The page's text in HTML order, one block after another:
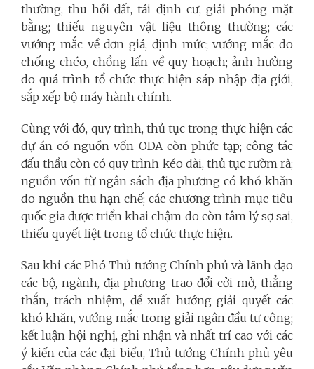
thường, thu hồi đất, tái định cư, giải phóng mặt
bằng; thiếu nguyên vật liệu thông thường; các
vướng mắc về đơn giá, định mức; vướng mắc do
chống chéo, chồng lấn về quy hoạch; ảnh hưởng
do quá trình tổ chức thực hiện sáp nhập địa giới,
sắp xếp bộ máy hành chính.
Cùng với đó, quy trình, thủ tục trong thực hiện các
dự án có nguồn vốn ODA còn phức tạp; công tác
đấu thầu còn có quy trình kéo dài, thủ tục rườm rà;
nguồn vốn từ ngân sách địa phương có khó khăn
do nguồn thu hạn chế; các chương trình mục tiêu
quốc gia được triển khai chậm do còn tâm lý sợ sai,
thiếu quyết liệt trong tổ chức thực hiện.
Sau khi các Phó Thủ tướng Chính phủ và lãnh đạo
các bộ, ngành, địa phương trao đổi cởi mở, thẳng
thắn, trách nhiệm, đề xuất hướng giải quyết các
khó khăn, vướng mắc trong giải ngân đầu tư công;
kết luận hội nghị, ghi nhận và nhất trí cao với các
ý kiến của các đại biểu, Thủ tướng Chính phủ yêu